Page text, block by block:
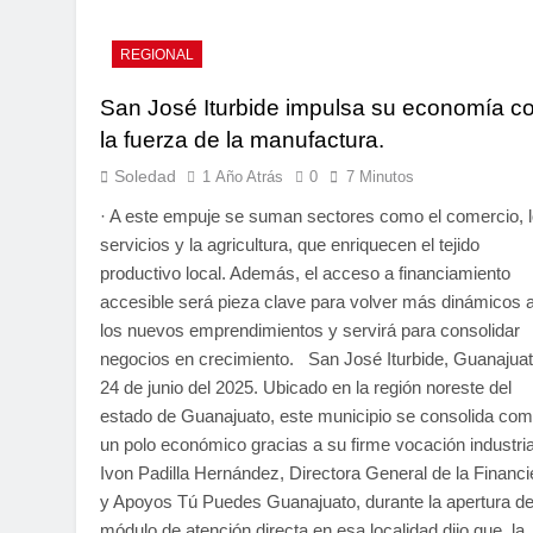
REGIONAL
San José Iturbide impulsa su economía
la fuerza de la manufactura.
Soledad 1 Año Atrás 0 7 Minutos
· A este empuje se suman sectores como el comercio,
servicios y la agricultura, que enriquecen el tejido
productivo local. Además, el acceso a financiamiento
accesible será pieza clave para volver más dinámicos
los nuevos emprendimientos y servirá para consolidar
negocios en crecimiento. San José Iturbide,
24 de junio del 2025. Ubicado en la región noreste del
estado de Guanajuato, este municipio se consolida
un polo económico gracias a su firme vocación
Ivon Padilla Hernández, Directora General de la
y Apoyos Tú Puedes Guanajuato, durante la apertura